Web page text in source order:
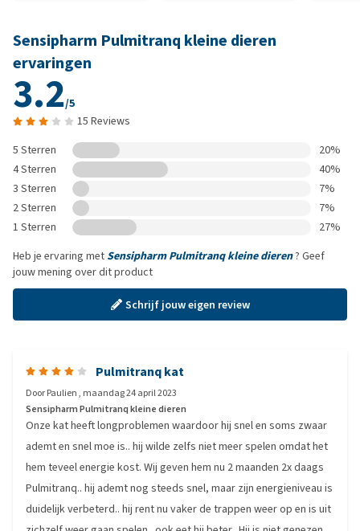
Sensipharm Pulmitranq kleine dieren
ervaringen
3.2/5
15 Reviews
5 Sterren
20%
4 Sterren
40%
3 Sterren
7%
2 Sterren
7%
1 Sterren
27%
Heb je ervaring met Sensipharm Pulmitranq kleine dieren? Geef
jouw mening over dit product
Schrijf jouw eigen review
Pulmitranq kat
DoorPaulien, maandag 24 april 2023
Sensipharm Pulmitranq kleine dieren
Onze kat heeft longproblemen waardoor hij snel en soms zwaar
ademt en snel moe is.. hij wilde zelfs niet meer spelen omdat het
hem teveel energie kost. Wij geven hem nu 2 maanden 2x daags
Pulmitranq.. hij ademt nog steeds snel, maar zijn energieniveau is
duidelijk verbeterd.. hij rent nu vaker de trappen weer op en is uit